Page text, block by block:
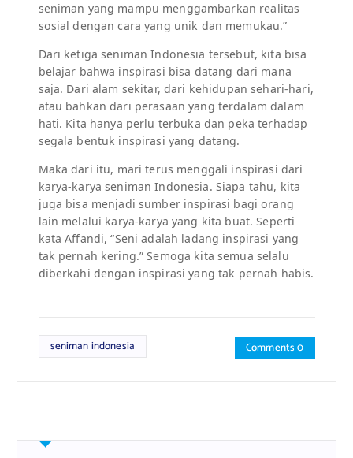
seniman yang mampu menggambarkan realitas
sosial dengan cara yang unik dan memukau.”
Dari ketiga seniman Indonesia tersebut, kita bisa
belajar bahwa inspirasi bisa datang dari mana
saja. Dari alam sekitar, dari kehidupan sehari-hari,
atau bahkan dari perasaan yang terdalam dalam
hati. Kita hanya perlu terbuka dan peka terhadap
segala bentuk inspirasi yang datang.
Maka dari itu, mari terus menggali inspirasi dari
karya-karya seniman Indonesia. Siapa tahu, kita
juga bisa menjadi sumber inspirasi bagi orang
lain melalui karya-karya yang kita buat. Seperti
kata Affandi, “Seni adalah ladang inspirasi yang
tak pernah kering.” Semoga kita semua selalu
diberkahi dengan inspirasi yang tak pernah habis.
seniman indonesia Comments 0